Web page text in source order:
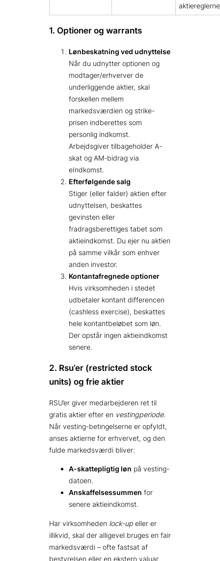
1. Optioner og warrants
Lønbeskatning ved udnyttelse
Når du udnytter optionen og
modtager/erhverver de
underliggende aktier, skal
forskellen mellem
markedsværdien og strike-
prisen indberettes som
personlig indkomst.
Arbejdsgiver tilbageholder A-
skat og AM-bidrag via
eIndkomst.
Efterfølgende salg
Stiger (eller falder) aktien efter
udnyttelsen, beskattes
gevinsten eller
fradragsberettiges tabet som
aktieindkomst. Du ejer nu aktien
på samme vilkår som enhver
anden investor.
Kontantafregnede optioner
Hvis virksomheden i stedet
udbetaler kontant differencen
(cashless exercise), beskattes
hele kontantbeløbet som løn.
Der opstår ingen aktieindkomst
senere.
2. Rsu’er (restricted stock
units) og frie aktier
RSU’er giver medarbejderen ret til
gratis aktier efter en vestingperiode.
Når vesting-betingelserne er opfyldt,
anses aktierne for erhvervet, og den
fulde markedsværdi bliver:
A-skattepligtig løn på vesting-
datoen.
Anskaffelsessummen for
senere aktieindkomst.
Har virksomheden lock-up eller er
illikvid, skal der alligevel bruges en fair
markedsværdi – ofte fastsat af
bestyrelsen eller en ekstern valuar.